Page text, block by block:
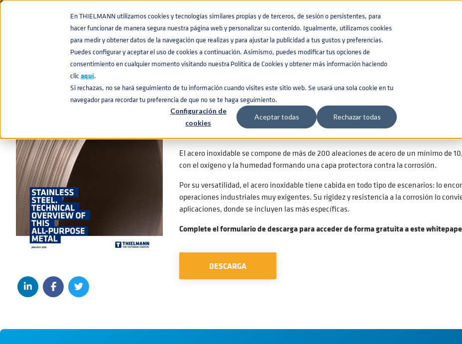
En THIELMANN utilizamos cookies y tecnologías similares propias y de terceros, de sesión o persistentes, para
hacer funcionar de manera segura nuestra página web y personalizar su contenido. Igualmente, utilizamos cookies
para medir y obtener datos de la navegación que realizas y para ajustar la publicidad a tus gustos y preferencias.
Puedes configurar y aceptar el uso de cookies a continuación. Asimismo, puedes modificar tus opciones de
consentimiento en cualquier momento visitando nuestra Política de Cookies y obtener más información haciendo
clic aquí.
Si rechazas, no se hará seguimiento de tu información cuando visites este sitio web. Se usará una sola cookie en tu
navegador para recordar tu preferencia de que no se te haga seguimiento.
Configuración de
cookies
Aceptar todas Rechazar todas
BARRILES PARA BEBIDAS
BASE DE CONOCIMIENTOnavigate_next REVISIÓN TÉCNICA DEL ACERO INOXIDABLE
EL ACERO INOXIDABLE: ÚTIL EN
El acero inoxidable se compone de más de 200 aleaciones de acero de un mínimo de
con el oxígeno y la humedad formando una capa protectora contra la corrosión.
Por su versatilidad, el acero inoxidable tiene cabida en todo tipo de escenarios: lo
operaciones industriales muy exigentes. Su rigidez y resistencia a la corrosión lo
aplicaciones, donde se incluyen las más específicas.
Complete el formulario de descarga para acceder de forma gratuita a este
DESCARGA